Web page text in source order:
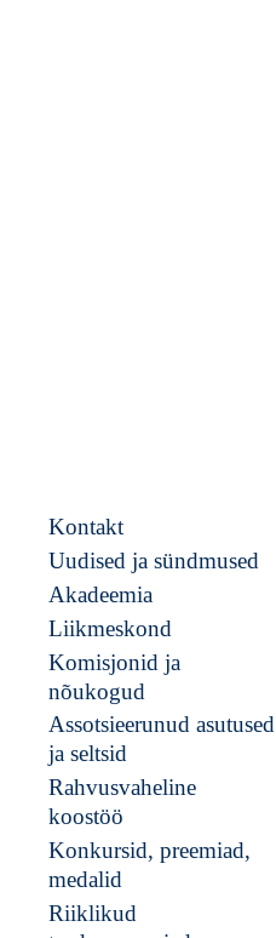
Kontakt
Uudised ja sündmused
Akadeemia
Liikmeskond
Komisjonid ja
nõukogud
Assotsieerunud asutused
ja seltsid
Rahvusvaheline
koostöö
Konkursid, preemiad,
medalid
Riiklikud